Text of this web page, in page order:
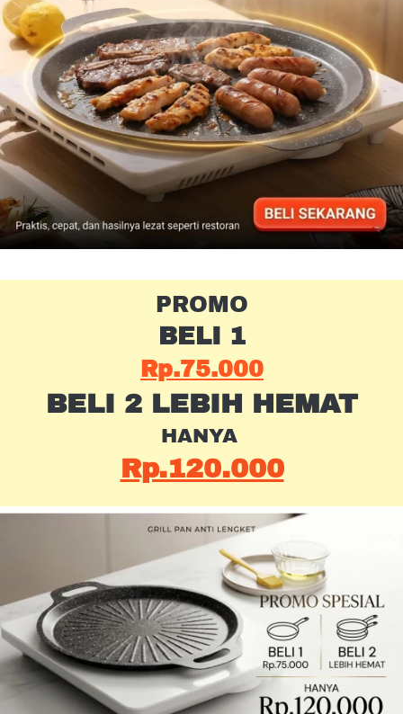
PROMO
BELI 1
Rp.75.000
BELI 2 LEBIH HEMAT
HANYA
Rp.120.000